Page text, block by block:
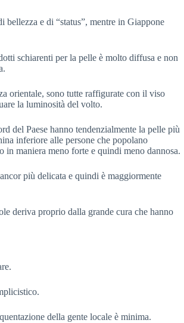
bellezza e di “status”, mentre in Giappone
schiarenti per la pelle è molto diffusa e non
orientale, sono tutte raffigurate con il viso
la luminosità del volto.
del Paese hanno tendenzialmente la pelle più
inferiore alle persone che popolano
in maniera meno forte e quindi meno dannosa.
più delicata e quindi è maggiormente
deriva proprio dalla grande cura che hanno
della gente locale è minima.